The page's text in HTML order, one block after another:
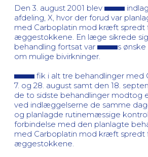
Den 3. august 2001 blev
afdeling, X, hvor der forud var
med Carboplatin mod kræft spredt
æggestokkene. En læge sikrede
behandling fortsat var
s
om mulige bivirkninger.
fik i alt tre behandlinger med
7. og 28. august samt den 18.
de to sidste behandlinger modtog
ved indlæggelserne de samme
og planlagde rutinemæssige
forbindelse med den planlagte
med Carboplatin mod kræft spredt
æggestokkene.